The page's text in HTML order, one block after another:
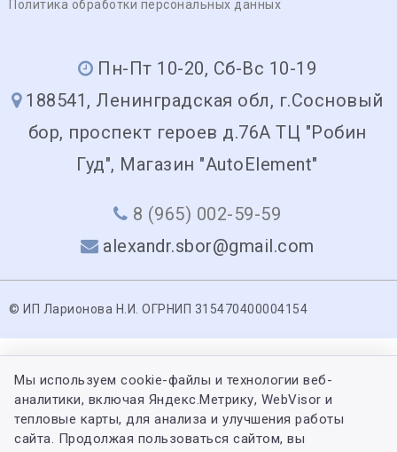
Политика обработки персональных данных
Пн-Пт 10-20, Сб-Вс 10-19
188541, Ленинградская обл, г.Сосновый
бор, проспект героев д.76А ТЦ "Робин
Гуд", Магазин "AutoElement"
8 (965) 002-59-59
alexandr.sbor@gmail.com
© ИП Ларионова Н.И. ОГРНИП 315470400004154
Мы используем cookie-файлы и технологии веб-
аналитики, включая Яндекс.Метрику, WebVisor и
тепловые карты, для анализа и улучшения работы
сайта. Продолжая пользоваться сайтом, вы